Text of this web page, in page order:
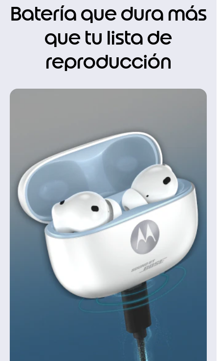
Batería que dura más
que tu lista de
reproducción
I